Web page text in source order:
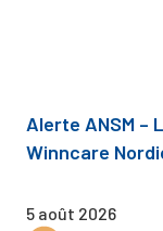
Alerte ANSM –
Winncare
5 août 2026